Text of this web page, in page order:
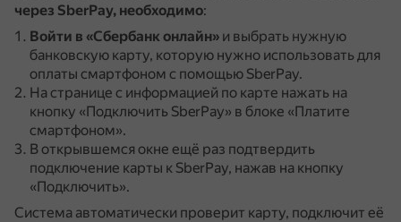
через SberPay, необходимо:
Войти в «Сбербанк онлайн» и выбрать нужную
банковскую карту, которую нужно использовать для
оплаты смартфоном с помощью SberPay.
На странице с информацией по карте нажать на
кнопку «Подключить SberPay» в блоке «Платите
смартфоном».
В открывшемся окне ещё раз подтвердить
подключение карты к SberPay, нажав на кнопку
«Подключить».
Система автоматически проверит карту, подключит её